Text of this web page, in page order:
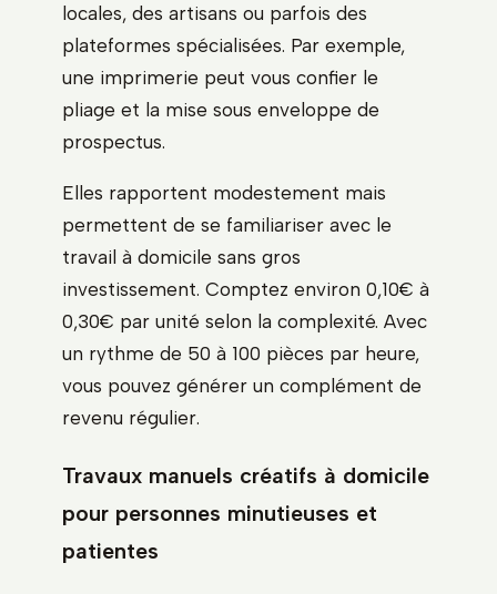
locales, des artisans ou parfois des
plateformes spécialisées. Par exemple,
une imprimerie peut vous confier le
pliage et la mise sous enveloppe de
prospectus.
Elles rapportent modestement mais
permettent de se familiariser avec le
travail à domicile sans gros
investissement. Comptez environ 0,10€ à
0,30€ par unité selon la complexité. Avec
un rythme de 50 à 100 pièces par heure,
vous pouvez générer un complément de
revenu régulier.
Travaux manuels créatifs à domicile
pour personnes minutieuses et
patientes